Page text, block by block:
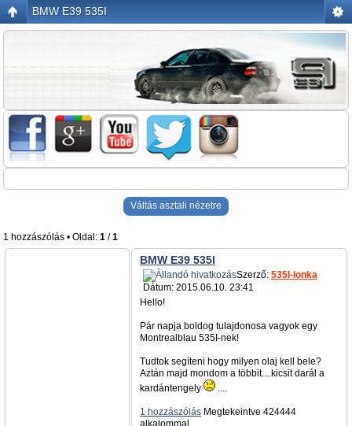
BMW E39 535I
Váltás asztali nézetre
1 hozzászólás • Oldal: 1 /1
BMW E39 535I
Szerző: 535I-lonka
Dátum: 2015.06.10. 23:41
Hello!
Pár napja boldog tulajdonosa vagyok egy
Montrealblau 535I-nek!
Tudtok segíteni hogy milyen olaj kell bele?
Aztán majd mondom a többit....kicsit darál a
kardántengely
....
1 hozzászólás Megtekeintve 424444
alkalommal